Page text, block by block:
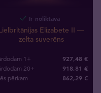
Ir noliktavā
Elizabete II —
zelta suverēns
1+ 927,48 €
20+ 918,81 €
pērkam 862,29 €